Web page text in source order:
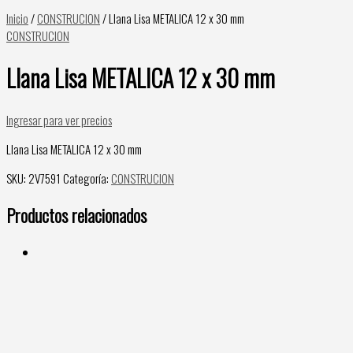
Inicio/CONSTRUCION/ Llana Lisa METALICA 12 x 30 mm
CONSTRUCION
Llana Lisa METALICA 12 x 30 mm
Ingresar para ver precios
Llana Lisa METALICA 12 x 30 mm
SKU: 2V7591 Categoría:CONSTRUCION
Productos relacionados